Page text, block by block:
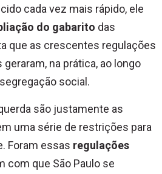
cada vez mais rápido, ele
do gabarito das
que as crescentes regulações
na prática, ao longo
social.
são justamente as
uma série de restrições para
Foram essas regulações
com que São Paulo se